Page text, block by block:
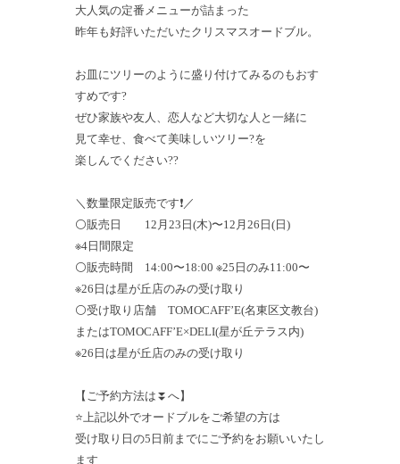
大人気の定番メニューが詰まった
昨年も好評いただいたクリスマスオードブル。
お皿にツリーのように盛り付けてみるのもおす
すめです?
ぜひ家族や友人、恋人など大切な人と一緒に
見て幸せ、食べて美味しいツリー?を
楽しんでください??
＼数量限定販売です❗️／
⚪️販売日 12月23日(木)〜12月26日(日)
※4日間限定
⚪️販売時間 14:00〜18:00 ※25日のみ11:00〜
※26日は星が丘店のみの受け取り
⚪️受け取り店舗 TOMOCAFF’E(名東区文教台)
またはTOMOCAFF’E×DELI(星が丘テラス内)
※26日は星が丘店のみの受け取り
【ご予約方法は⏬へ】
⭐️上記以外でオードブルをご希望の方は
受け取り日の5日前までにご予約をお願いいたし
ます